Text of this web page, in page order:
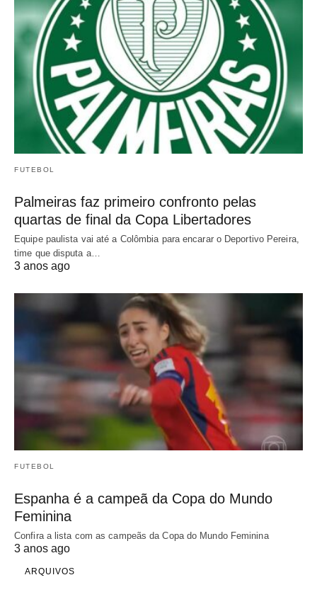
FUTEBOL
Palmeiras faz primeiro confronto pelas
quartas de final da Copa Libertadores
Equipe paulista vai até a Colômbia para encarar o Deportivo Pereira,
time que disputa a…
3 anos ago
FUTEBOL
Espanha é a campeã da Copa do Mundo
Feminina
Confira a lista com as campeãs da Copa do Mundo Feminina
3 anos ago
ARQUIVOS